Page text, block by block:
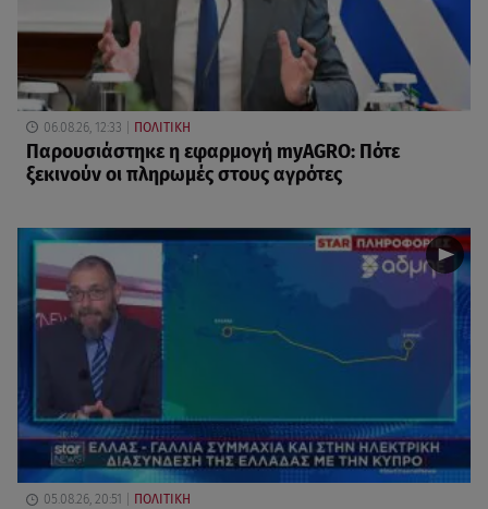
06.08.26, 12:33 ΠΟΛΙΤΙΚΗ
Παρουσιάστηκε η εφαρμογή myAGRO: Πότε
ξεκινούν οι πληρωμές στους αγρότες
05.08.26, 20:51 ΠΟΛΙΤΙΚΗ